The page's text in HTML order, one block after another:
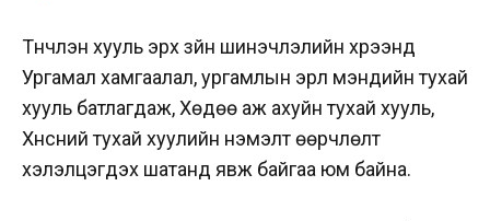
Түүнчлэн хууль эрх зүйн шинэчлэлийн хүрээнд
Ургамал хамгаалал, ургамлын эрүүл мэндийн тухай
хууль батлагдаж, Хөдөө аж ахуйн тухай хууль,
Хүнсний тухай хуулийн нэмэлт өөрчлөлт
хэлэлцэгдэх шатанд явж байгаа юм байна.